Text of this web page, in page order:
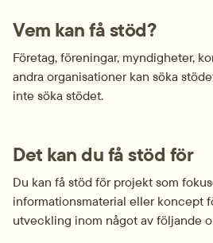
Vem kan få stöd?
Företag, föreningar, myndigheter,
andra organisationer kan söka
inte söka stödet.
Det kan du få stöd för
Du kan få stöd för projekt som
informations­material eller koncept
utveckling inom något av följande